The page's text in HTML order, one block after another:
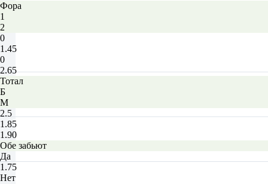
Фора
1
2
0
1.45
0
2.65
Тотал
Б
М
2.5
1.85
1.90
Обе забьют
Да
1.75
Нет